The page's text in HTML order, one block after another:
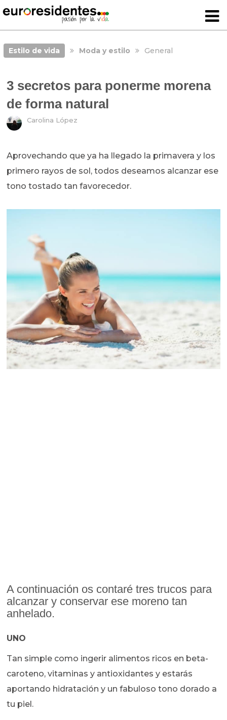
Estilo de vida Moda y estilo General
3 secretos para ponerme morena
de forma natural
Carolina López
Aprovechando que ya ha llegado la primavera y los
primero rayos de sol, todos deseamos alcanzar ese
tono tostado tan favorecedor.
A continuación os contaré tres trucos para
alcanzar y conservar ese moreno tan
anhelado.
UNO
Tan simple como ingerir alimentos ricos en beta-
caroteno, vitaminas y antioxidantes y estarás
aportando hidratación y un fabuloso tono dorado a
tu piel.